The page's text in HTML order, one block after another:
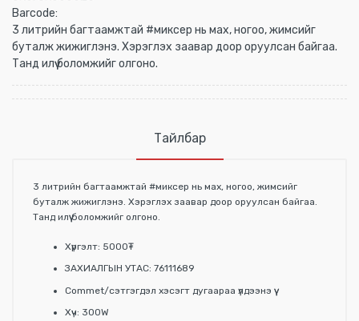
Barcode:
3 литрийн багтаамжтай #миксер нь мах, ногоо, жимсийг
буталж жижиглэнэ. Хэрэглэх заавар доор оруулсан байгаа.
Танд илүү боломжийг олгоно.
Тайлбар
3 литрийн багтаамжтай #миксер нь мах, ногоо, жимсийг
буталж жижиглэнэ. Хэрэглэх заавар доор оруулсан байгаа.
Танд илүү боломжийг олгоно.
Хүргэлт: 5000₮
ЗАХИАЛГЫН УТАС: 76111689
Commet/сэтгэгдэл хэсэгт дугаараа үлдээнэ үү
Хүч: 300W